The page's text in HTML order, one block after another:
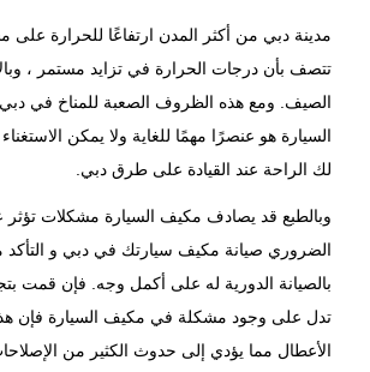
مدينة دبي من أكثر المدن ارتفاعًا للحرارة على
تتصف بأن درجات الحرارة في تزايد مستمر ،
الصيف. ومع هذه الظروف الصعبة للمناخ في
السيارة هو عنصرًا مهمًا للغاية ولا يمكن
لك الراحة عند القيادة على طرق دبي.
وبالطبع قد يصادف مكيف السيارة مشكلات تؤثر
الضروري صيانة مكيف سيارتك في دبي و التأكد
بالصيانة الدورية له على أكمل وجه. فإن قمت
تدل على وجود مشكلة في مكيف السيارة فإن
الأعطال مما يؤدي إلى حدوث الكثير من